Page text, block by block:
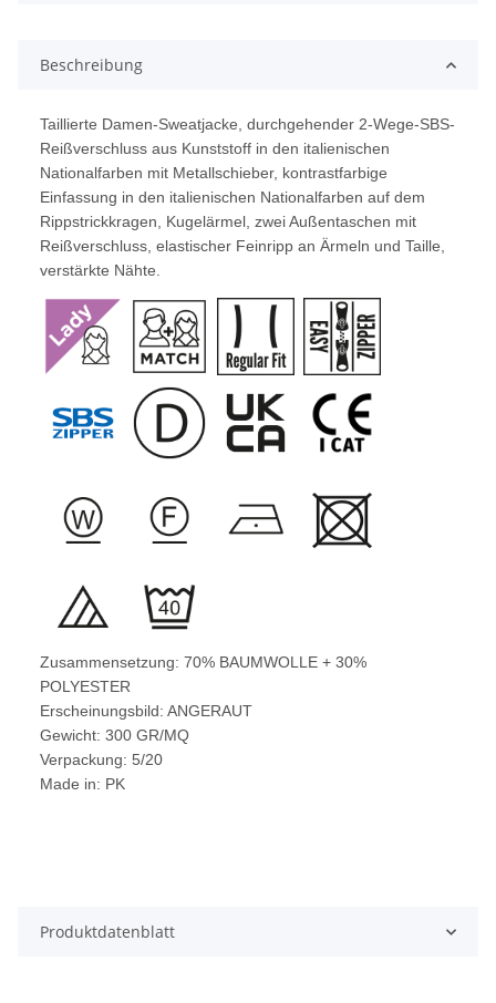
Beschreibung
Taillierte Damen-Sweatjacke, durchgehender 2-Wege-SBS-
Reißverschluss aus Kunststoff in den italienischen
Nationalfarben mit Metallschieber, kontrastfarbige
Einfassung in den italienischen Nationalfarben auf dem
Rippstrickkragen, Kugelärmel, zwei Außentaschen mit
Reißverschluss, elastischer Feinripp an Ärmeln und Taille,
verstärkte Nähte.
Zusammensetzung: 70% BAUMWOLLE + 30%
POLYESTER
Erscheinungsbild: ANGERAUT
Gewicht: 300 GR/MQ
Verpackung: 5/20
Made in: PK
Produktdatenblatt